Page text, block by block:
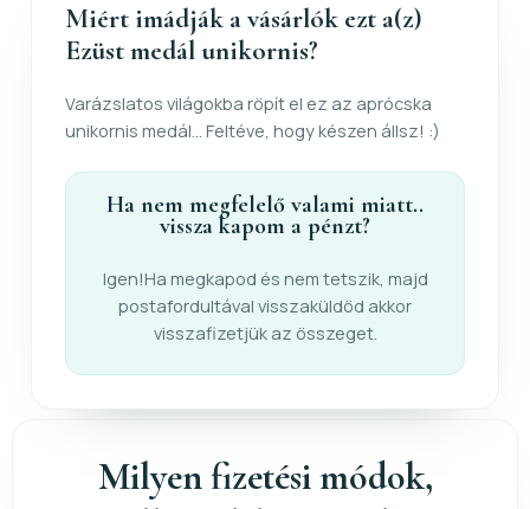
Miért imádják a vásárlók ezt a(z)
Ezüst medál unikornis?
Varázslatos világokba röpít el ez az aprócska
unikornis medál... Feltéve, hogy készen állsz! :)
Ha nem megfelelő valami miatt..
vissza kapom a pénzt?
Igen!Ha megkapod és nem tetszik, majd
postafordultával visszaküldöd akkor
visszafizetjük az összeget.
Milyen fizetési módok,